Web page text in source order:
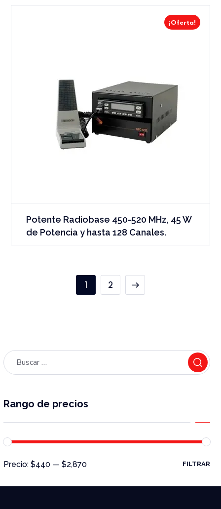
¡Oferta!
Potente Radiobase 450-520 MHz, 45 W
de Potencia y hasta 128 Canales.
1 2
Rango de precios
FILTRAR
Precio:$440 —$2,870